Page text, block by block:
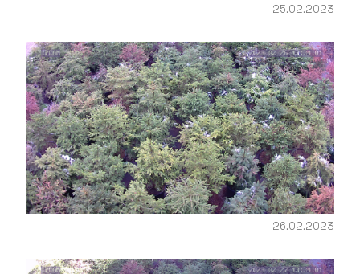
25.02.2023
26.02.2023